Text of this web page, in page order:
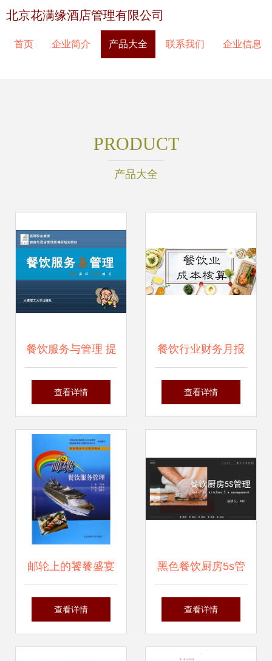
北京花满缘酒店管理有限公司
首页 企业简介 产品大全 联系我们 企业信息
PRODUCT
产品大全
餐饮服务与管理 提
升餐饮业竞争力的
径
查看详情
餐饮行业财务月报
管理系统 高效管理
查看详情
邮轮上的饕餮盛宴
餐饮服务与管理探
查看详情
黑色餐饮厨房5s管
理清洁规范检查改
查看详情